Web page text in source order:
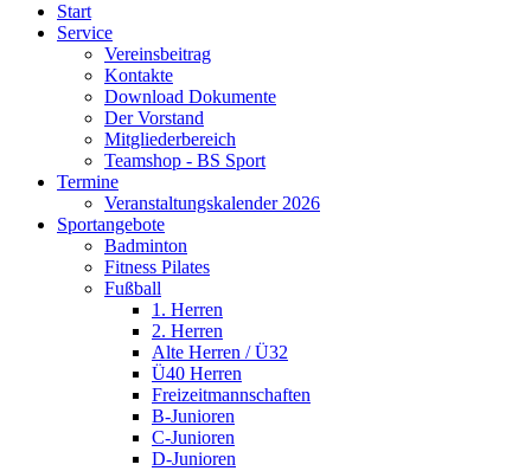
Start
Service
Vereinsbeitrag
Kontakte
Download Dokumente
Der Vorstand
Mitgliederbereich
Teamshop - BS Sport
Termine
Veranstaltungskalender 2026
Sportangebote
Badminton
Fitness Pilates
Fußball
1. Herren
2. Herren
Alte Herren / Ü32
Ü40 Herren
Freizeitmannschaften
B-Junioren
C-Junioren
D-Junioren